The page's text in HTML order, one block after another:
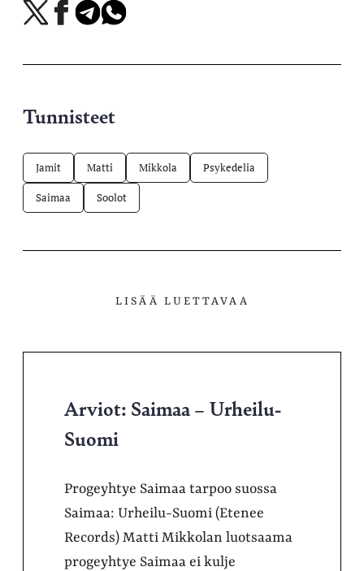
Jaa
X-
Jaa
Facebookissa
Jaa
Telegramissa
Jaa
WhatsAppissa
Tunnisteet
Jamit Matti Mikkola Psykedelia
Saimaa Soolot
LISÄÄ LUETTAVAA
Arviot: Saimaa – Urheilu-
Suomi
Progeyhtye Saimaa tarpoo suossa
Saimaa: Urheilu-Suomi (Etenee
Records) Matti Mikkolan luotsaama
progeyhtye Saimaa ei kulje